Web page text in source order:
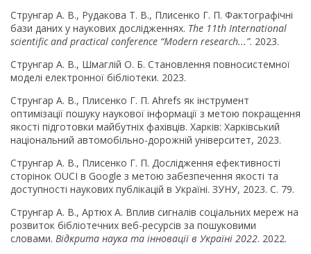
Струнгар А. В., Рудакова Т. В., Плисенко Г. П. Фактографічні
бази даних у наукових дослідженнях. The 11th International
scientific and practical conference “Modern research...”. 2023.
Струнгар А. В., Шмаглій О. Б. Становлення повносистемної
моделі електронної бібліотеки. 2023.
Струнгар А. В., Плисенко Г. П. Ahrefs як інструмент
оптимізації пошуку наукової інформації з метою покращення
якості підготовки майбутніх фахівців. Харків: Харківський
національний автомобільно-дорожній університет, 2023.
Струнгар А. В., Плисенко Г. П. Дослідження ефективності
сторінок OUCI в Google з метою забезпечення якості та
доступності наукових публікацій в Україні. ЗУНУ, 2023. С. 79.
Струнгар А. В., Артюх А. Вплив сигналів соціальних мереж на
розвиток бібліотечних веб-ресурсів за пошуковими
словами. Відкрита наука та інновації в Україні 2022. 2022.